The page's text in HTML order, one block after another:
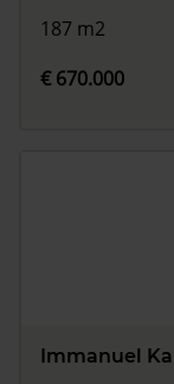
187 m2
€ 670.000
Immanuel